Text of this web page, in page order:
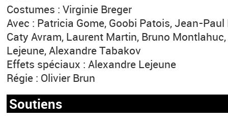
Costumes : Virginie Breger
Avec : Patricia Gome, Goobi Patois, Jean-
Caty Avram, Laurent Martin, Bruno
Lejeune, Alexandre Tabakov
Effets spéciaux : Alexandre Lejeune
Régie : Olivier Brun
Soutiens